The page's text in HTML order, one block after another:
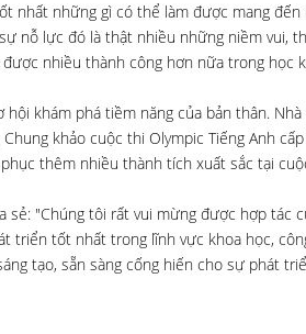
nhất những gì có thể làm được mang đến
nỗ lực đó là thật nhiều những niềm vui,
nhiều thành công hơn nữa trong học
khám phá tiềm năng của bản thân.
khảo cuộc thi Olympic Tiếng Anh cấp
thêm nhiều thành tích xuất sắc tại
sẻ: "Chúng tôi rất vui mừng được hợp tác
triển tốt nhất trong lĩnh vực khoa học,
tạo, sẵn sàng cống hiến cho sự phát